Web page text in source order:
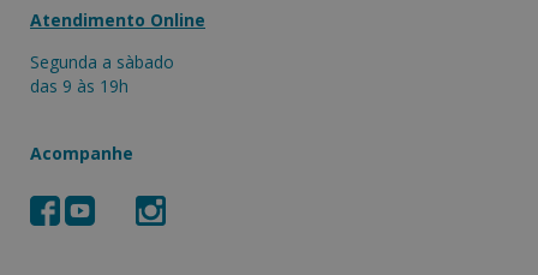
Atendimento Online
Segunda a sàbado
das 9 às 19h
Acompanhe